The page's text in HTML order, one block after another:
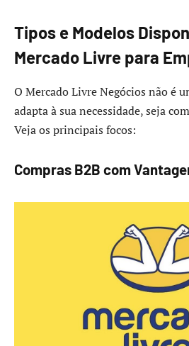
Tipos e Modelos
Mercado Livre para
O Mercado Livre Negócios não é
adapta à sua necessidade, seja
Veja os principais focos:
Compras B2B com